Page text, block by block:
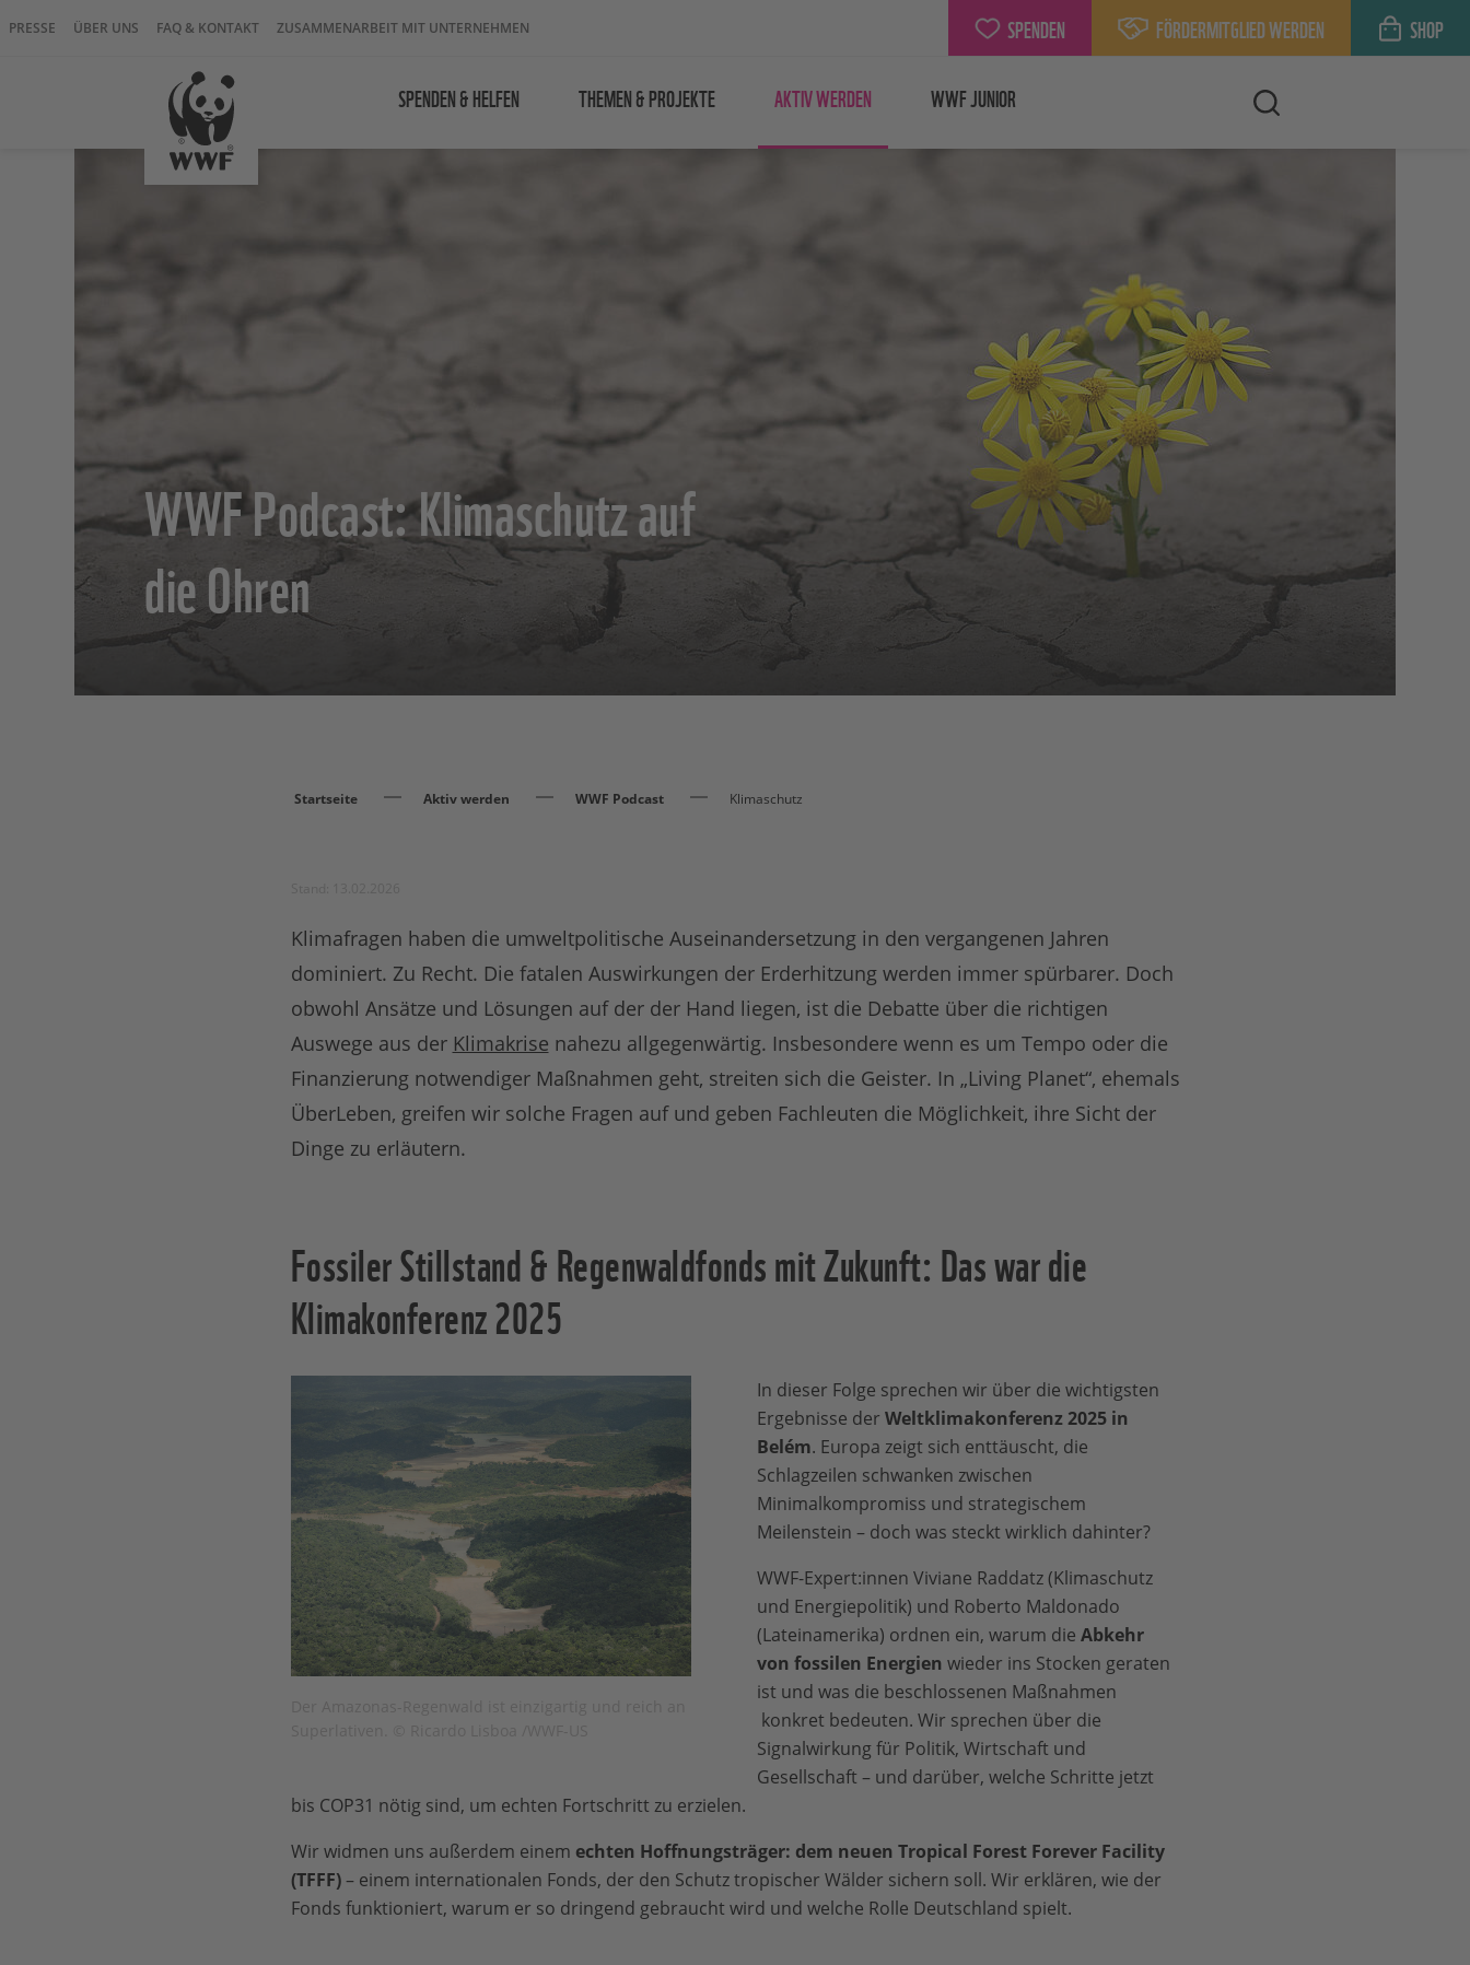
PRESSE ÜBER UNS FAQ & KONTAKT ZUSAMMENARBEIT MIT UNTERNEHMEN SPENDEN FÖRDERMITGLIED WERDEN SHOP
SPENDEN & HELFEN THEMEN & PROJEKTE AKTIV WERDEN WWF JUNIOR
WWF Podcast: Klimaschutz auf
die Ohren
Startseite Aktiv werden WWF Podcast Klimaschutz
Klimafragen haben die umweltpolitische Auseinandersetzung in den vergangenen Jahren
dominiert. Zu Recht. Die fatalen Auswirkungen der Erderhitzung werden immer spürbarer. Doch
obwohl Ansätze und Lösungen auf der der Hand liegen, ist die Debatte über die richtigen
Auswege aus der Klimakrise nahezu allgegenwärtig. Insbesondere wenn es um Tempo oder die
Finanzierung notwendiger Maßnahmen geht, streiten sich die Geister. In „Living Planet“, ehemals
ÜberLeben, greifen wir solche Fragen auf und geben Fachleuten die Möglichkeit, ihre Sicht der
Dinge zu erläutern.
Fossiler Stillstand & Regenwaldfonds mit Zukunft: Das war die
Klimakonferenz 2025
In dieser Folge sprechen wir über die wichtigsten
Ergebnisse der Weltklimakonferenz 2025 in
Belém. Europa zeigt sich enttäuscht, die
Schlagzeilen schwanken zwischen
Minimalkompromiss und strategischem
Meilenstein – doch was steckt wirklich dahinter?
WWF-Expert:innen Viviane Raddatz (Klimaschutz
und Energiepolitik) und Roberto Maldonado
(Lateinamerika) ordnen ein, warum die Abkehr
von fossilen Energien wieder ins Stocken geraten
ist und was die beschlossenen Maßnahmen
konkret bedeuten. Wir sprechen über die
Signalwirkung für Politik, Wirtschaft und
Gesellschaft – und darüber, welche Schritte jetzt
bis COP31 nötig sind, um echten Fortschritt zu erzielen.
Wir widmen uns außerdem einem echten Hoffnungsträger: dem neuen Tropical Forest Forever Facility
(TFFF)– einem internationalen Fonds, der den Schutz tropischer Wälder sichern soll. Wir erklären, wie der
Fonds funktioniert, warum er so dringend gebraucht wird und welche Rolle Deutschland spielt.